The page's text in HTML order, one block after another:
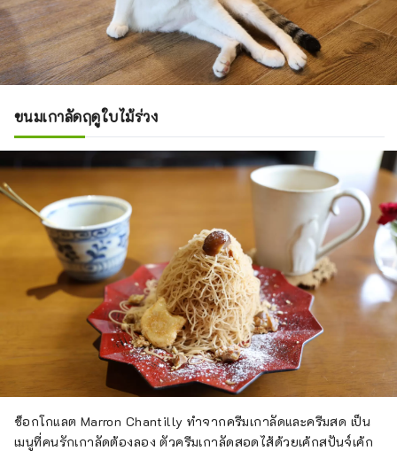
ขนมเกาลัดฤดูใบไม้ร่วง
ช็อกโกแลต Marron Chantilly ทำจากครีมเกาลัดและครีมสด เป็น
เมนูที่คนรักเกาลัดต้องลอง ตัวครีมเกาลัดสอดไส้ด้วยเค้กสปันจ์เค้ก